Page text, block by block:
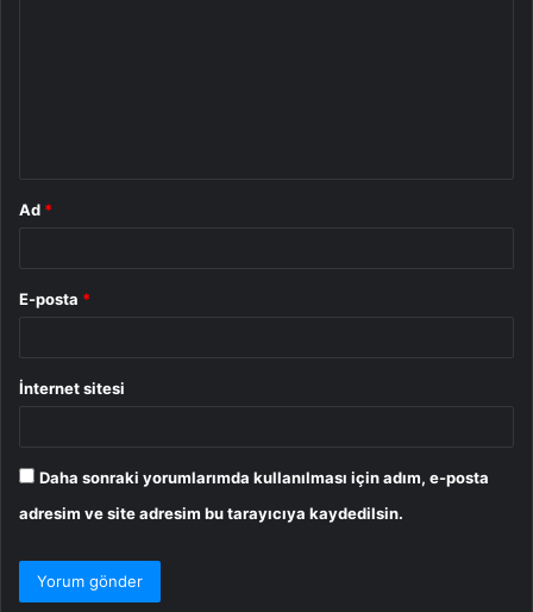
Ad *
E-posta *
İnternet sitesi
Daha sonraki yorumlarımda kullanılması için adım, e-posta
adresim ve site adresim bu tarayıcıya kaydedilsin.